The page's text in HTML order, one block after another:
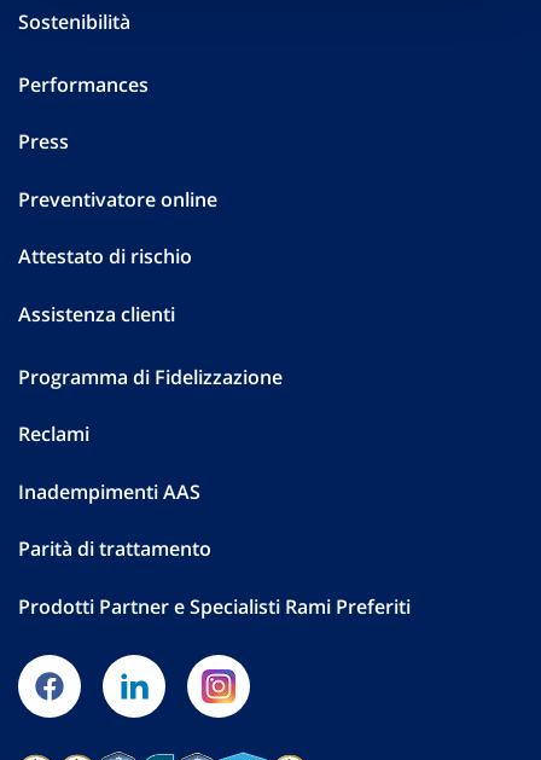
Sostenibilità
Performances
Press
Preventivatore online
Attestato di rischio
Assistenza clienti
Programma di Fidelizzazione
Reclami
Inadempimenti AAS
Parità di trattamento
Prodotti Partner e Specialisti Rami Preferiti